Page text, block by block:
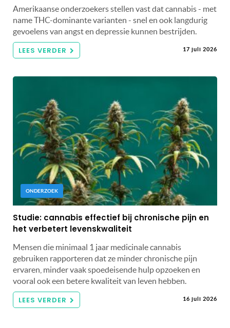
Amerikaanse onderzoekers stellen vast dat cannabis - met
name THC-dominante varianten - snel en ook langdurig
gevoelens van angst en depressie kunnen bestrijden.
LEES VERDER 17 juli 2026
ONDERZOEK
Studie: cannabis effectief bij chronische pijn en
het verbetert levenskwaliteit
Mensen die minimaal 1 jaar medicinale cannabis
gebruiken rapporteren dat ze minder chronische pijn
ervaren, minder vaak spoedeisende hulp opzoeken en
vooral ook een betere kwaliteit van leven hebben.
LEES VERDER 16 juli 2026